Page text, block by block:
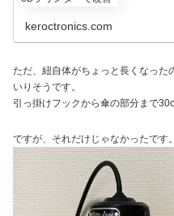
keroctronics.com
ただ、紐自体がちょっと長くなった
いりそうです。
引っ掛けフックから傘の部分まで
ですが、それだけじゃなかったです。